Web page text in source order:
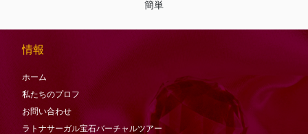
簡単
情報
ホーム
私たちのプロフ
お問い合わせ
ラトナサーガル宝石バーチャ​​ルツアー